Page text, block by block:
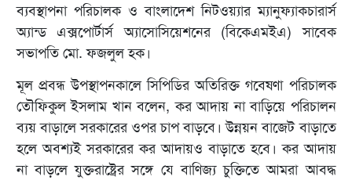
ব্যবস্থাপনা পরিচালক ও বাংলাদেশ নিটওয়্যার ম্যানুফ্যাকচারার্স
অ্যান্ড এক্সপোর্টার্স অ্যাসোসিয়েশনের (বিকেএমইএ) সাবেক
সভাপতি মো. ফজলুল হক।
মূল প্রবন্ধ উপস্থাপনকালে সিপিডির অতিরিক্ত গবেষণা পরিচালক
তৌফিকুল ইসলাম খান বলেন, কর আদায় না বাড়িয়ে পরিচালন
ব্যয় বাড়ালে সরকারের ওপর চাপ বাড়বে। উন্নয়ন বাজেট বাড়াতে
হলে অবশ্যই সরকারের কর আদায়ও বাড়াতে হবে। কর আদায়
না বাড়লে যুক্তরাষ্ট্রের সঙ্গে যে বাণিজ্য চুক্তিতে আমরা আবদ্ধ